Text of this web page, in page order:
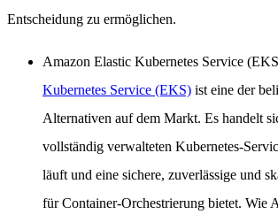
Entscheidung zu ermöglichen.
Amazon Elastic Kubernetes Service
Kubernetes Service (EKS) ist eine der
Alternativen auf dem Markt. Es handelt
vollständig verwalteten Kubernetes-
läuft und eine sichere, zuverlässige und
für Container-Orchestrierung bietet. Wie